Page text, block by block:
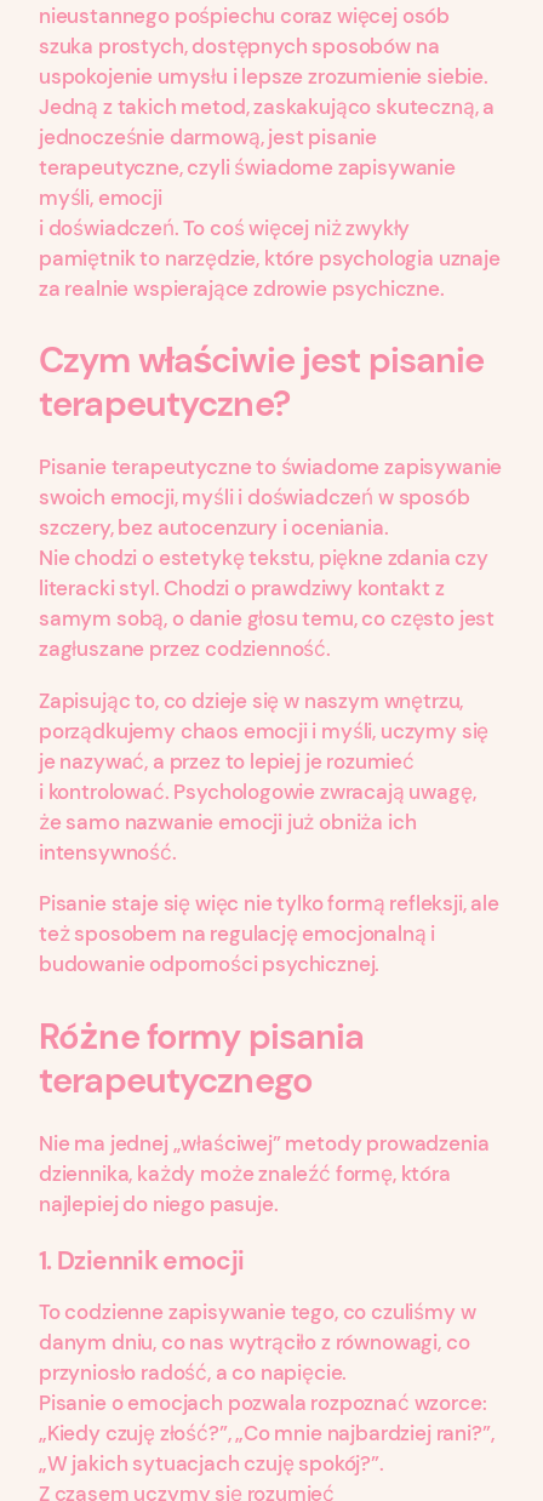
nieustannego pośpiechu coraz więcej osób
szuka prostych, dostępnych sposobów na
uspokojenie umysłu i lepsze zrozumienie siebie.
Jedną z takich metod, zaskakująco skuteczną, a
jednocześnie darmową, jest pisanie
terapeutyczne, czyli świadome zapisywanie
myśli, emocji
i doświadczeń. To coś więcej niż zwykły
pamiętnik to narzędzie, które psychologia uznaje
za realnie wspierające zdrowie psychiczne.
Czym właściwie jest pisanie
terapeutyczne?
Pisanie terapeutyczne to świadome zapisywanie
swoich emocji, myśli i doświadczeń w sposób
szczery, bez autocenzury i oceniania.
Nie chodzi o estetykę tekstu, piękne zdania czy
literacki styl. Chodzi o prawdziwy kontakt z
samym sobą, o danie głosu temu, co często jest
zagłuszane przez codzienność.
Zapisując to, co dzieje się w naszym wnętrzu,
porządkujemy chaos emocji i myśli, uczymy się
je nazywać, a przez to lepiej je rozumieć
i kontrolować. Psychologowie zwracają uwagę,
że samo nazwanie emocji już obniża ich
intensywność.
Pisanie staje się więc nie tylko formą refleksji, ale
też sposobem na regulację emocjonalną i
budowanie odporności psychicznej.
Różne formy pisania
terapeutycznego
Nie ma jednej „właściwej” metody prowadzenia
dziennika, każdy może znaleźć formę, która
najlepiej do niego pasuje.
1. Dziennik emocji
To codzienne zapisywanie tego, co czuliśmy w
danym dniu, co nas wytrąciło z równowagi, co
przyniosło radość, a co napięcie.
Pisanie o emocjach pozwala rozpoznać wzorce:
„Kiedy czuję złość?”, „Co mnie najbardziej rani?”,
„W jakich sytuacjach czuję spokój?”.
Z czasem uczymy się rozumieć